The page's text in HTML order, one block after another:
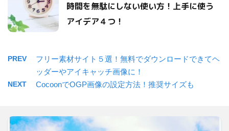
時間を無駄にしない使い方！上手に使う
アイデア４つ！
PREV
フリー素材サイト５選！無料でダウンロードできてヘ
ッダーやアイキャッチ画像に！
NEXT CocoonでOGP画像の設定方法！推奨サイズも